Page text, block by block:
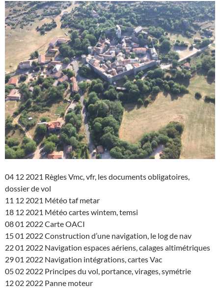
04 12 2021 Règles Vmc, vfr, les documents obligatoires,
dossier de vol
11 12 2021 Météo taf metar
18 12 2021 Météo cartes wintem, temsi
08 01 2022 Carte OACI
15 01 2022 Construction d’une navigation, le log de nav
22 01 2022 Navigation espaces aériens, calages altimétriques
29 01 2022 Navigation intégrations, cartes Vac
05 02 2022 Principes du vol, portance, virages, symétrie
12 02 2022 Panne moteur